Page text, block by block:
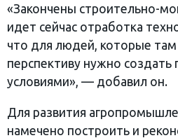
«Закончены строительно-
идет сейчас отработка
что для людей, которые там
перспективу нужно создать
условиями», — добавил он.
Для развития
намечено построить и